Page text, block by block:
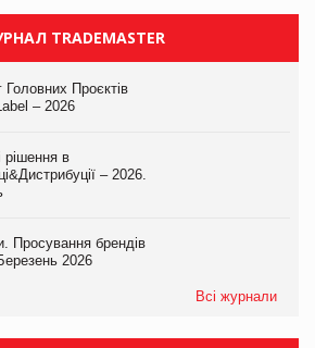
TRADEMASTER
Головних Проєктів
– 2026
рішення в
– 2026.
Просування брендів
2026
Всі журнали